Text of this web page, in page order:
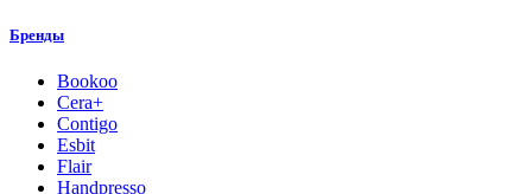
Бренды
Bookoo
Cera+
Contigo
Esbit
Flair
Handpresso